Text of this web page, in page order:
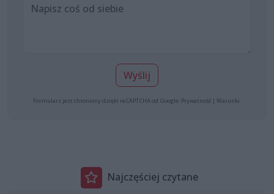
Wyślij
Formularz jest chroniony dzięki reCAPTCHA od Google: Prywatność | Warunki
Najczęściej czytane